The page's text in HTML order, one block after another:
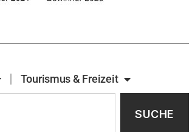
Tourismus & Freizeit
SUCHE